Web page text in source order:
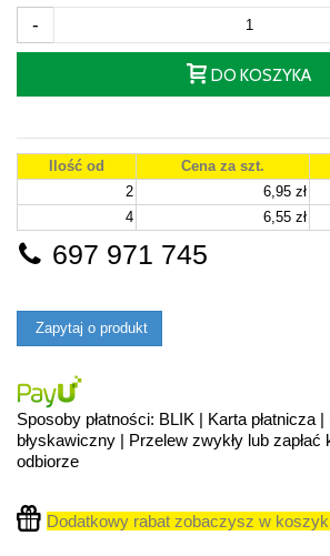
-
DO KOSZYKA
Ilość od Cena za szt.
2
6,95 zł
4
6,55 zł
697 971 745
Zapytaj o produkt
Sposoby płatności: BLIK | Karta płatnicza
błyskawiczny | Przelew zwykły lub
odbiorze
Dodatkowy rabat zobaczysz w